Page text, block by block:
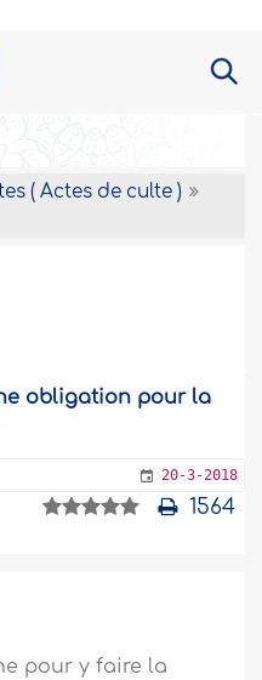
( Actes de culte )
obligation pour la
20-3-2018
1564
pour y faire la